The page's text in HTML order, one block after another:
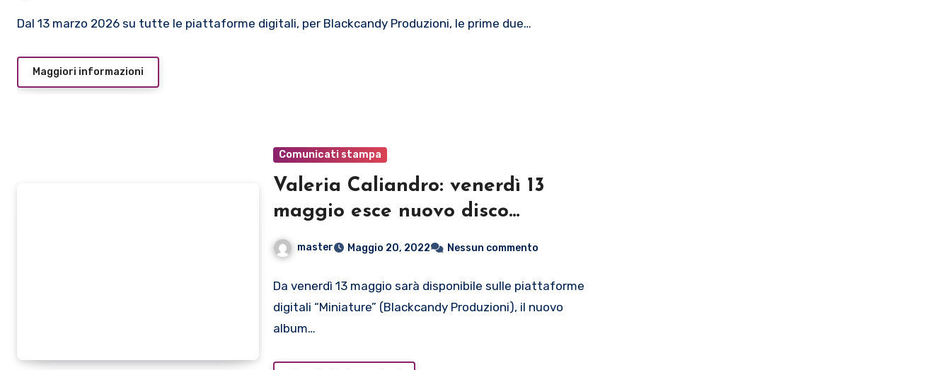
Dal 13 marzo 2026 su tutte le piattaforme digitali, per Blackcandy Produzioni, le prime due…
Maggiori informazioni
Comunicati stampa
Valeria Caliandro: venerdì 13
maggio esce nuovo disco
“MINIATURE”
master Maggio 20, 2022 Nessun commento
Da venerdì 13 maggio sarà disponibile sulle piattaforme
digitali “Miniature” (Blackcandy Produzioni), il nuovo
album…